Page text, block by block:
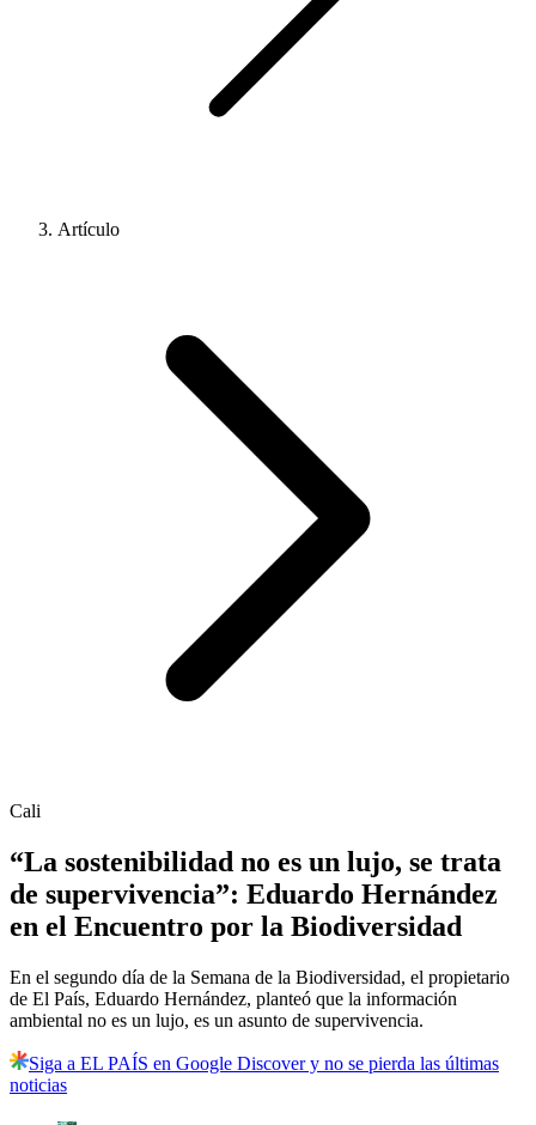
Artículo
Cali
“La sostenibilidad no es un lujo, se trata
de supervivencia”: Eduardo Hernández
en el Encuentro por la Biodiversidad
En el segundo día de la Semana de la Biodiversidad, el propietario
de El País, Eduardo Hernández, planteó que la información
ambiental no es un lujo, es un asunto de supervivencia.
Siga a EL PAÍS en Google Discover y no se pierda las últimas
noticias